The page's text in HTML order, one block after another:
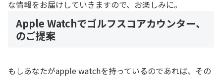
な情報をお届けしていきますので、お楽しみに。
Apple Watchでゴルフスコアカウンター、
のご提案
もしあなたがapple watchを持っているのであれば、その